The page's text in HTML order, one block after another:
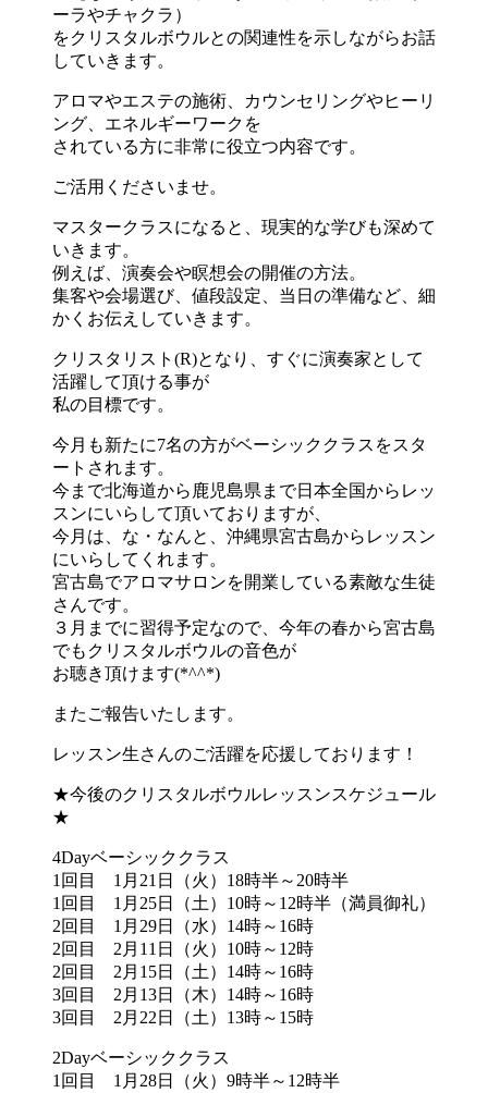
ーラやチャクラ）
をクリスタルボウルとの関連性を示しながらお話
していきます。
アロマやエステの施術、カウンセリングやヒーリ
ング、 エネルギーワークを
されている方に非常に役立つ内容です。
ご活用くださいませ。
マスタークラスになると、現実的な学びも深めて
いきます。
例えば、演奏会や瞑想会の開催の方法。
集客や会場選び、値段設定、当日の準備など、 細
かくお伝えしていきます。
クリスタリスト(R)となり、 すぐに演奏家として
活躍して頂ける事が
私の目標です。
今月も新たに7名の方がベーシッククラスをスタ
ートされます。
今まで北海道から鹿児島県まで日本全国からレッ
スンにいらして頂いておりますが、
今月は、な・なんと、 沖縄県宮古島からレッスン
にいらしてくれます。
宮古島でアロマサロンを開業している素敵な生徒
さんです。
３月までに習得予定なので、 今年の春から宮古島
でもクリスタルボウルの音色が
お聴き頂けます(*^^*)
またご報告いたします。
レッスン生さんのご活躍を応援しております！
★今後のクリスタルボウルレッスンスケジュール
★
4Dayベーシッククラス
1回目 1月21日（火）18時半～20時半
1回目 1月25日（土）10時～12時半（満員御礼）
2回目 1月29日（水）14時～16時
2回目 2月11日（火）10時～12時
2回目 2月15日（土）14時～16時
3回目 2月13日（木）14時～16時
3回目 2月22日（土）13時～15時
2Dayベーシッククラス
1回目 1月28日（火）9時半～12時半